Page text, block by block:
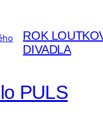
ROK
DIVADLA
PULS